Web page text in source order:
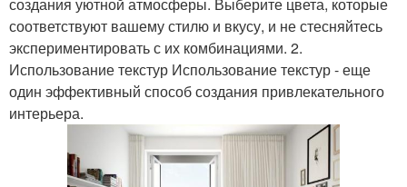
создания уютной атмосферы. Выберите цвета, которые
соответствуют вашему стилю и вкусу, и не стесняйтесь
экспериментировать с их комбинациями. 2.
Использование текстур Использование текстур - еще
один эффективный способ создания привлекательного
интерьера.